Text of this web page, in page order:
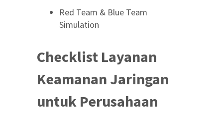
Red Team & Blue Team
Simulation
Checklist Layanan
Keamanan Jaringan
untuk Perusahaan